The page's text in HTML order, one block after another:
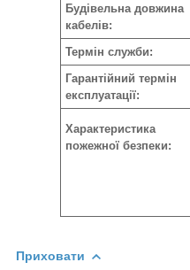
Будівельна довжина
кабелів:
Термін служби:
Гарантійний термін
експлуатації:
Характеристика
пожежної безпеки:
Приховати